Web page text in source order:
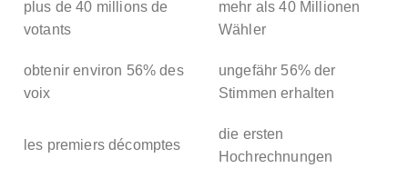
plus de 40 millions de
votants
mehr als 40 Millionen
Wähler
obtenir environ 56% des
voix
ungefähr 56% der
Stimmen erhalten
les premiers décomptes
die ersten
Hochrechnungen